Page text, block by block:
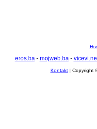
eros.ba- mojweb.ba-
Kontakt | Copyright